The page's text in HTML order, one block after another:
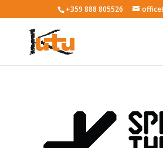
+359 888 805526